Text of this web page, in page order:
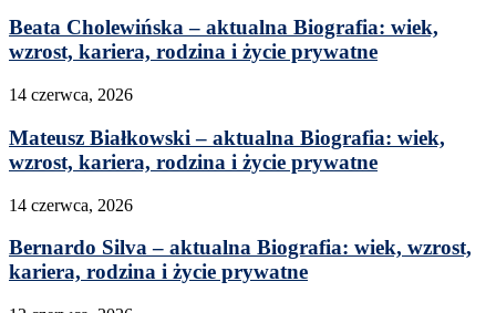
Beata Cholewińska – aktualna Biografia: wiek,
wzrost, kariera, rodzina i życie prywatne
14 czerwca, 2026
Mateusz Białkowski – aktualna Biografia: wiek,
wzrost, kariera, rodzina i życie prywatne
14 czerwca, 2026
Bernardo Silva – aktualna Biografia: wiek, wzrost,
kariera, rodzina i życie prywatne